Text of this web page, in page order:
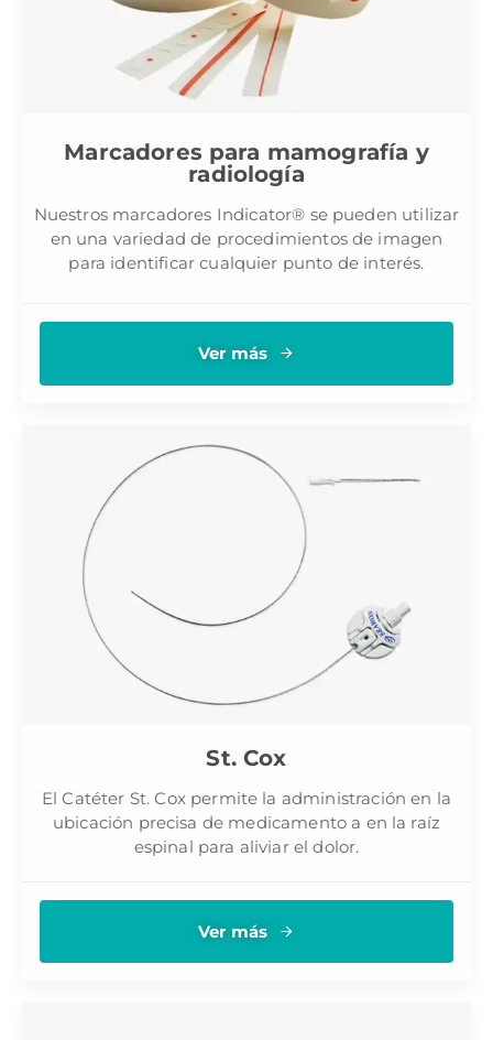
Marcadores para mamografía y
radiología
Nuestros marcadores Indicator® se pueden utilizar
en una variedad de procedimientos de imagen
para identificar cualquier punto de interés.
Ver más
St. Cox
El Catéter St. Cox permite la administración en la
ubicación precisa de medicamento a en la raíz
espinal para aliviar el dolor.
Ver más